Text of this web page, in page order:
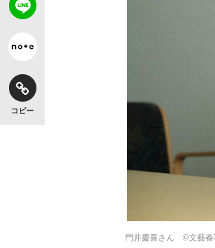
「目標達成できなか
コピー
門井慶喜さん ©文藝春